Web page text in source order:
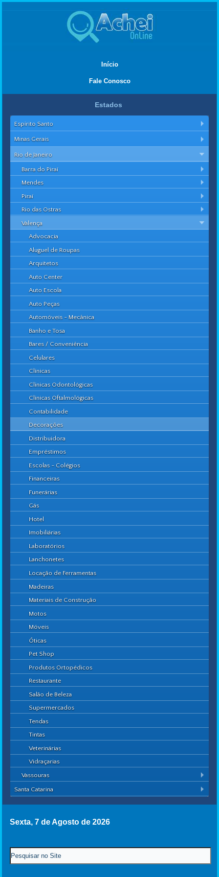
Início
Fale Conosco
Estados
Espírito Santo
Minas Gerais
Rio de Janeiro
Barra do Piraí
Mendes
Piraí
Rio das Ostras
Valença
Advocacia
Aluguel de Roupas
Arquitetos
Auto Center
Auto Escola
Auto Peças
Automóveis - Mecânica
Banho e Tosa
Bares / Conveniência
Celulares
Clínicas
Clínicas Odontológicas
Clínicas Oftalmológicas
Contabilidade
Decorações
Distribuidora
Empréstimos
Escolas - Colégios
Financeiras
Funerárias
Gás
Hotel
Imobiliárias
Laboratórios
Lanchonetes
Locação de Ferramentas
Madeiras
Materiais de Construção
Motos
Móveis
Óticas
Pet Shop
Produtos Ortopédicos
Restaurante
Salão de Beleza
Supermercados
Tendas
Tintas
Veterinárias
Vidraçarias
Vassouras
Santa Catarina
Sexta, 7 de Agosto de 2026